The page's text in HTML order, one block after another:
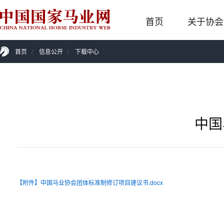
首页 关于协会
首页 / 信息公开 / 下载中心
中
【附件】中国马业协会团体标准制修订项目建议书.docx